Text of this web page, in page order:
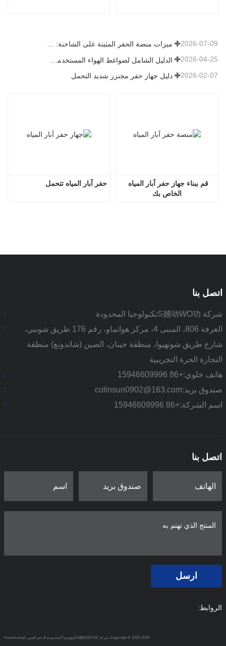
ميزات منصة الحفر المثبتة على الشاحنة: دليل شامل لعام 2026 2026-07-09
2026-04-25
دليل جهاز حفر مجنزر شديد التحمل 2026-02-07
حفر آبار المياه تتحمل
الخاص بك
اتصل بنا
شركة S撼动WO功تكنولوجيا المحدودة
الغرفة 806، المبنى 4، مركز هوانماو، رقم 176 طريق شونيي،
شارع طريق شونهيوا، منطقة جينان، الصين (شاندونغ) منطقة
التجارة الحرة التجريبية
هاتف خلوي:+86 15946609996
صندوق بريد:colinsun0902@163.com
اسم الشركة:+86 15946609996
اتصل بنا
ارسل
الروابط:
Copyright © 2020-2025 شركة S撼动WO功تكنولوجيا المحدودة الدعم الفني: Huazhicloud